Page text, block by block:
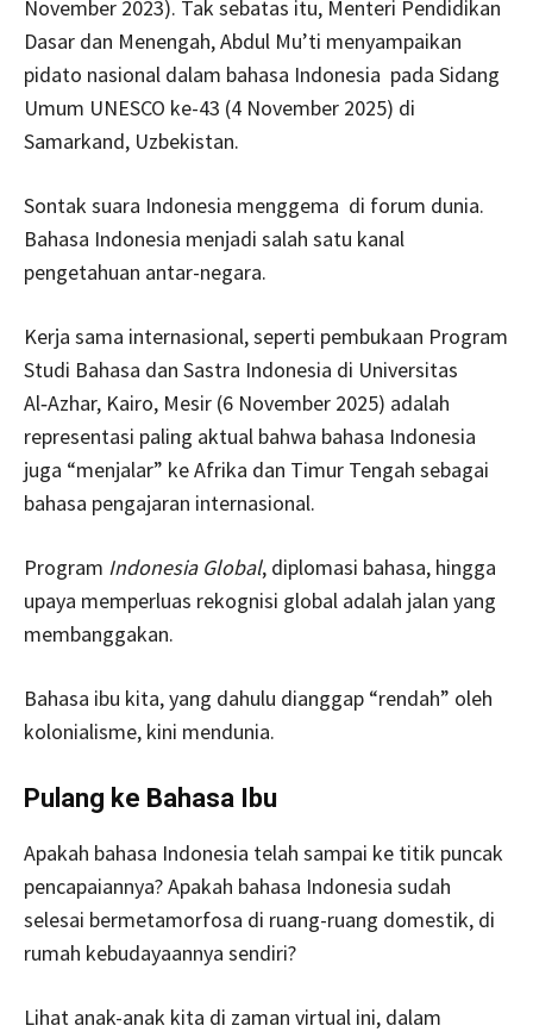
November 2023). Tak sebatas itu, Menteri Pendidikan
Dasar dan Menengah, Abdul Mu’ti menyampaikan
pidato nasional dalam bahasa Indonesia pada Sidang
Umum UNESCO ke-43 (4 November 2025) di
Samarkand, Uzbekistan.
Sontak suara Indonesia menggema di forum dunia.
Bahasa Indonesia menjadi salah satu kanal
pengetahuan antar-negara.
Kerja sama internasional, seperti pembukaan Program
Studi Bahasa dan Sastra Indonesia di Universitas
Al‑Azhar, Kairo, Mesir (6 November 2025) adalah
representasi paling aktual bahwa bahasa Indonesia
juga “menjalar” ke Afrika dan Timur Tengah sebagai
bahasa pengajaran internasional.
Program Indonesia Global, diplomasi bahasa, hingga
upaya memperluas rekognisi global adalah jalan yang
membanggakan.
Bahasa ibu kita, yang dahulu dianggap “rendah” oleh
kolonialisme, kini mendunia.
Pulang ke Bahasa Ibu
Apakah bahasa Indonesia telah sampai ke titik puncak
pencapaiannya? Apakah bahasa Indonesia sudah
selesai bermetamorfosa di ruang-ruang domestik, di
rumah kebudayaannya sendiri?
Lihat anak-anak kita di zaman virtual ini, dalam